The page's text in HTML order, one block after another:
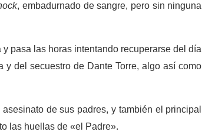
, embadurnado de sangre, pero sin ninguna
pasa las horas intentando recuperarse del día
del secuestro de Dante Torre, algo así como
de sus padres, y también el principal
las huellas de «el Padre».